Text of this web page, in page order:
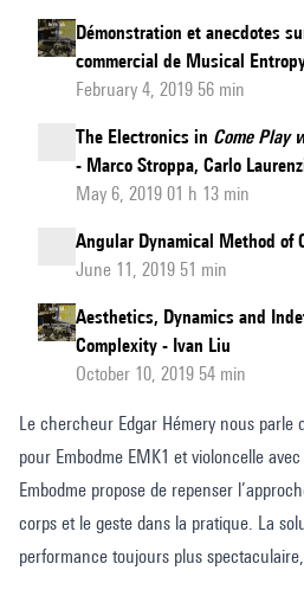
Démonstration et anecdotes
commercial de Musical
February 4, 2019 56 min
The Electronics in Come Play
- Marco Stroppa, Carlo
May 6, 2019 01 h 13 min
Angular Dynamical Method of
June 11, 2019 51 min
Aesthetics, Dynamics and
Complexity - Ivan Liu
October 10, 2019 54 min
Le chercheur Edgar Hémery nous parle
pour Embodme EMK1 et violoncelle
Embodme propose de repenser
corps et le geste dans la pratique. La
performance toujours plus